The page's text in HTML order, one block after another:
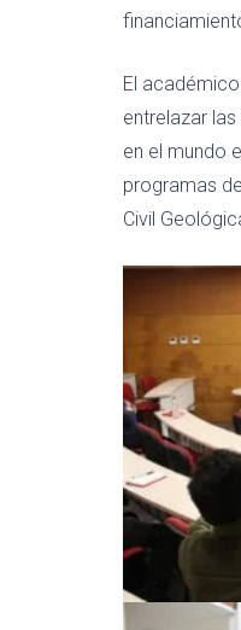
El
entrelazar
en el mundo
programas
Civil